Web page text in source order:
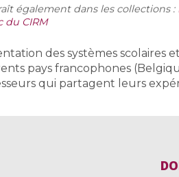
également dans les collections :
du CIRM
des systèmes scolaires
pays francophones
qui partagent leurs